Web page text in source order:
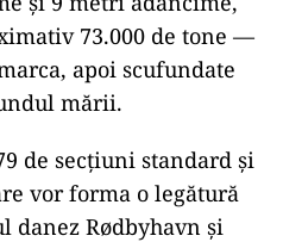
73.000 de tone —
apoi scufundate
mării.
de secțiuni standard și
vor forma o legătură
danez Rødbyhavn și